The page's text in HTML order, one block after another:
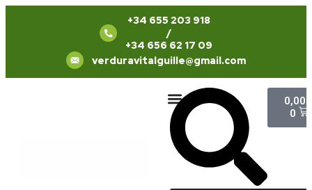
+34 655 203 918
/
+34 656 62 17 09
verduravitalguille@gmail.com
0,00
0